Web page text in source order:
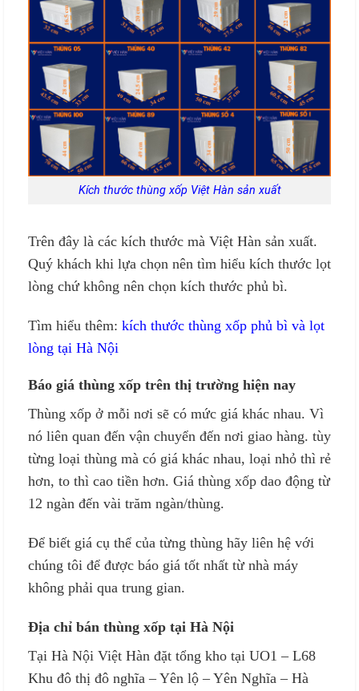
Kích thước thùng xốp Việt Hàn sản xuất
Trên đây là các kích thước mà Việt Hàn sản xuất.
Quý khách khi lựa chọn nên tìm hiểu kích thước lọt
lòng chứ không nên chọn kích thước phủ bì.
Tìm hiểu thêm: kích thước thùng xốp phủ bì và lọt
lòng tại Hà Nội
Báo giá thùng xốp trên thị trường hiện nay
Thùng xốp ở mỗi nơi sẽ có mức giá khác nhau. Vì
nó liên quan đến vận chuyển đến nơi giao hàng. tùy
từng loại thùng mà có giá khác nhau, loại nhỏ thì rẻ
hơn, to thì cao tiền hơn. Giá thùng xốp dao động từ
12 ngàn đến vài trăm ngàn/thùng.
Để biết giá cụ thể của từng thùng hãy liên hệ với
chúng tôi để được báo giá tốt nhất từ nhà máy
không phải qua trung gian.
Địa chỉ bán thùng xốp tại Hà Nội
Tại Hà Nội Việt Hàn đặt tổng kho tại UO1 – L68
Khu đô thị đô nghĩa – Yên lộ – Yên Nghĩa – Hà